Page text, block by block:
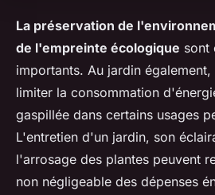
La préservation de
de l'empreinte écologique sont
importants. Au jardin
limiter la consommation
gaspillée dans certains usages
L'entretien d'un jardin, son
l'arrosage des plantes peuvent
non négligeable des dépenses